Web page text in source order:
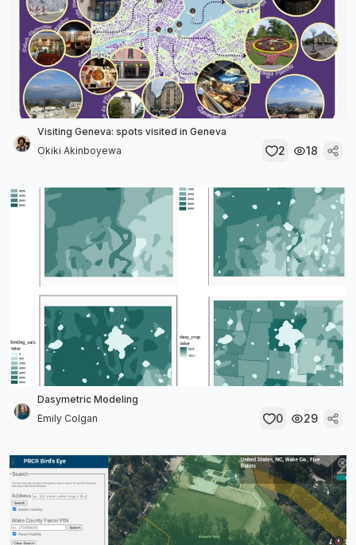
Visiting Geneva: spots visited in Geneva
Okiki Akinboyewa
2 18
Dasymetric Modeling
Emily Colgan
0 29